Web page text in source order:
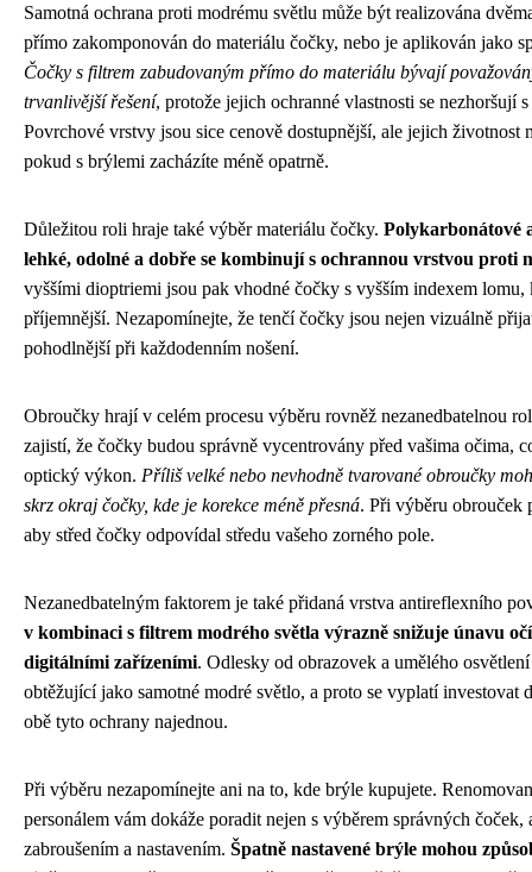
Samotná ochrana proti modrému světlu může být realizována
přímo zakomponován do materiálu čočky, nebo je aplikován jako
Čočky s filtrem zabudovaným přímo do materiálu bývají
trvanlivější řešení, protože jejich ochranné vlastnosti se nezhoršují
Povrchové vrstvy jsou sice cenově dostupnější, ale jejich životnost
pokud s brýlemi zacházíte méně opatrně.
Důležitou roli hraje také výběr materiálu čočky. Polykarbonátové
lehké, odolné a dobře se kombinují s ochrannou vrstvou proti
vyššími dioptriemi jsou pak vhodné čočky s vyšším indexem lomu,
příjemnější. Nezapomínejte, že tenčí čočky jsou nejen vizuálně
pohodlnější při každodenním nošení.
Obroučky hrají v celém procesu výběru rovněž nezanedbatelnou
zajistí, že čočky budou správně vycentrovány před vašima očima,
optický výkon. Příliš velké nebo nevhodně tvarované obroučky
skrz okraj čočky, kde je korekce méně přesná. Při výběru obrouček
aby střed čočky odpovídal středu vašeho zorného pole.
Nezanedbatelným faktorem je také přidaná vrstva antireflexního
v kombinaci s filtrem modrého světla výrazně snižuje únavu
digitálními zařízeními. Odlesky od obrazovek a umělého
obtěžující jako samotné modré světlo, a proto se vyplatí investovat
obě tyto ochrany najednou.
Při výběru nezapomínejte ani na to, kde brýle kupujete.
personálem vám dokáže poradit nejen s výběrem správných čoček,
zabroušením a nastavením. Špatně nastavené brýle mohou